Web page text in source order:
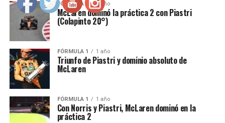
FÓRMULA 1 1 año
McLaren dominó la práctica 2 con Piastri
(Colapinto 20°)
FÓRMULA 1 1 año
Triunfo de Piastri y dominio absoluto de
McLaren
FÓRMULA 1 1 año
Con Norris y Piastri, McLaren dominó en la
práctica 2